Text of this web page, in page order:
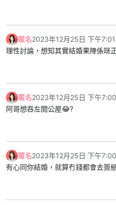
有人會同我講：「見曬屋企人唔使
企人目光，我有同佢傾過日後結婚
拼搏下，又話咁早結婚無意思依家
去拍下拖。但佢玩既時候我要消失
路點行，當想像到10年之後我都係
/p/ClYcOymJ5zn/
匿名2023年12月25日 下午7:01
理性討論，想知其實結婚果陣係咪
匿名2023年12月25日 下午7:00
阿哥想吞左間公屋😂?
匿名2023年12月25日 下午7:00
有心同你結婚，就算冇錢都會去簽